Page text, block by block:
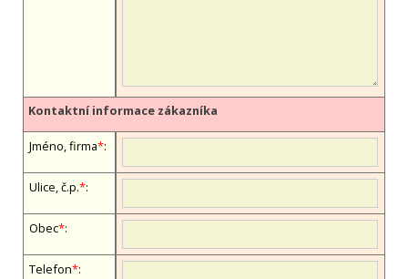
Kontaktní informace zákazníka
Jméno, firma*:
Ulice, č.p.*:
Obec*:
Telefon*: